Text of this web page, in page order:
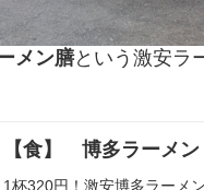
メン膳という激安ラ
【食】 博多ラー
1杯320円！激安博多ラーメ